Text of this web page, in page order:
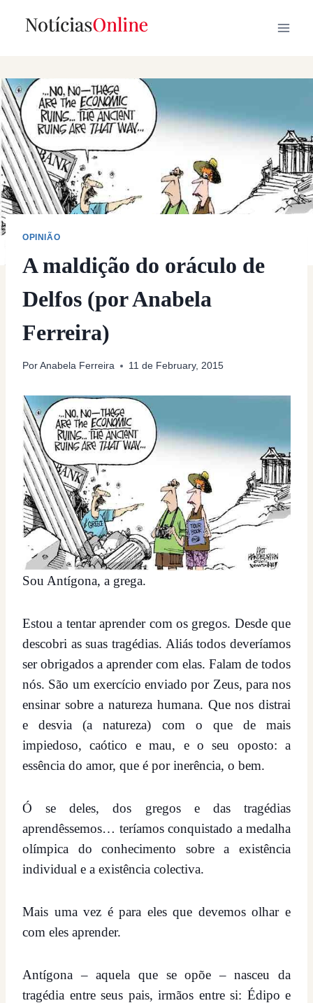
OPINIÃO
A maldição do oráculo de
Delfos (por Anabela
Ferreira)
Por Anabela Ferreira 11 de February, 2015
Sou Antígona, a grega.
Estou a tentar aprender com os gregos. Desde que
descobri as suas tragédias. Aliás todos deveríamos
ser obrigados a aprender com elas. Falam de todos
nós. São um exercício enviado por Zeus, para nos
ensinar sobre a natureza humana. Que nos distrai
e desvia (a natureza) com o que de mais
impiedoso, caótico e mau, e o seu oposto: a
essência do amor, que é por inerência, o bem.
Ó se deles, dos gregos e das tragédias
aprendêssemos… teríamos conquistado a medalha
olímpica do conhecimento sobre a existência
individual e a existência colectiva.
Mais uma vez é para eles que devemos olhar e
com eles aprender.
Antígona – aquela que se opõe – nasceu da
tragédia entre seus pais, irmãos entre si: Édipo e